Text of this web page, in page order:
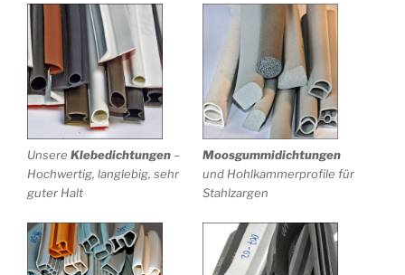
Unsere Klebedichtungen–
Hochwertig, langlebig, sehr
guter Halt
Moosgummidichtungen
und Hohlkammerprofile für
Stahlzargen